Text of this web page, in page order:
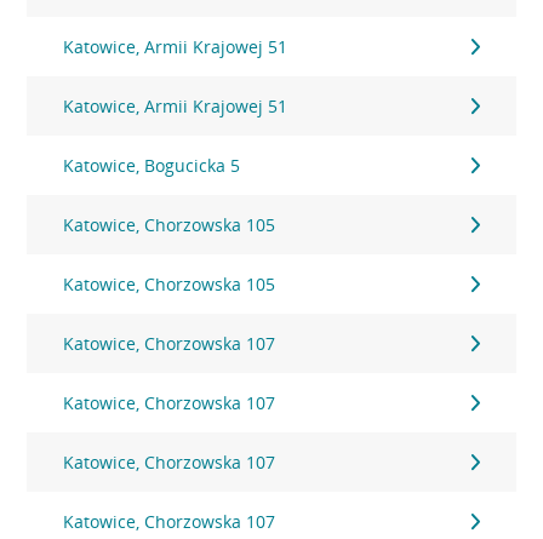
Katowice, Armii Krajowej 51
Katowice, Armii Krajowej 51
Katowice, Bogucicka 5
Katowice, Chorzowska 105
Katowice, Chorzowska 105
Katowice, Chorzowska 107
Katowice, Chorzowska 107
Katowice, Chorzowska 107
Katowice, Chorzowska 107